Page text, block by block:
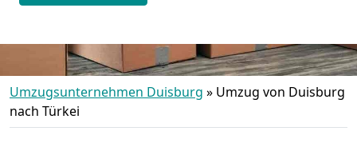
Umzugsunternehmen Duisburg » Umzug von Duisburg
nach Türkei